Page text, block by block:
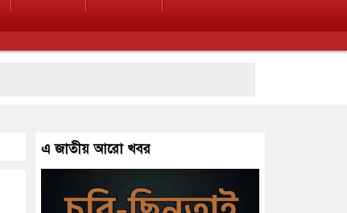
এ জাতীয় আরো খবর